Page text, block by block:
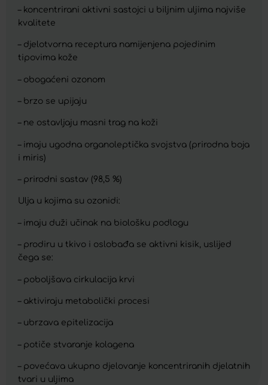
– koncentrirani aktivni sastojci u biljnim uljima najviše
kvalitete
– djelotvorna receptura namijenjena pojedinim
tipovima kože
– obogaćeni ozonom
– brzo se upijaju
– ne ostavljaju masni trag na koži
– imaju ugodna organoleptička svojstva (prirodna boja
i miris)
– prirodni sastav (98,5 %)
Ulja u kojima su ozonidi:
– imaju duži učinak na biološku podlogu
– prodiru u tkivo i oslobađa se aktivni kisik, uslijed
čega se:
– poboljšava cirkulacija krvi
– aktiviraju metabolički procesi
– ubrzava epitelizacija
– potiče stvaranje kolagena
– povećava ukupno djelovanje koncentriranih djelatnih
tvari u uljima